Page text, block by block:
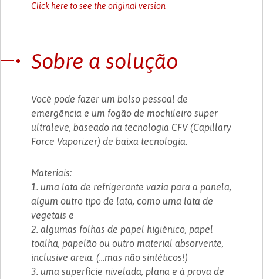
Click here to see the original version
Sobre a solução
Você pode fazer um bolso pessoal de
emergência e um fogão de mochileiro super
ultraleve, baseado na tecnologia CFV (Capillary
Force Vaporizer) de baixa tecnologia.
Materiais:
1. uma lata de refrigerante vazia para a panela,
algum outro tipo de lata, como uma lata de
vegetais e
2. algumas folhas de papel higiênico, papel
toalha, papelão ou outro material absorvente,
inclusive areia. (...mas não sintéticos!)
3. uma superfície nivelada, plana e à prova de